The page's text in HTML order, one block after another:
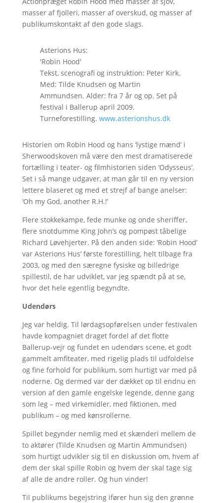
masser af fjolleri, masser af overskud, og masser af
publikumskontakt af den gode slags.
Asterions Hus:
'Robin Hood'
Tekst, scenografi og instruktion: Peter Kirk.
Med: Tilde Knudsen og Martin
Ammundsen. Alder: fra 7 år og op. Set på
festival i Ballerup april 2009.
Turneforestilling. www.asterionshus.dk
Historien om Robin Hood og hans ‘lystige mænd’ i
Sherwoodskoven må være den mest dramatiserede
fortælling i teater- og filmhistorien siden ‘Odysseus’.
Set i så mange udgaver, at man går til en ny version
lettere blaseret og med et strejf af bange anelser:
‘Oh my God, another R.H.!’
Flere stokkekampe, fede munke og onde sheriffer,
flere snotdumme King John’s og pompøst tåbelige
Richard Løvehjerter. På den anden side: ‘Robin Hood’
var Asterions Hus’ første forestilling, helt tilbage fra
2003, og med den særegne fysiske og billedrige
spillestil, de har udviklet, var jeg spændt på at se,
hvor det hele egentlig begyndte.
Udendørs
Jeg var heldig. Til lørdagsopførelsen under festivalen
havde kompagniet draget fordel af det flotte
Ballerup-vejr og fundet en udendørs scene, et godt
gammelt amfiteater, med rigelig plads til udfoldelse
og fine forhold for publikum, som hurtigt var med på
noderne. Og dermed var der dækket op til endnu en
version af den gamle engelske legende, denne gang
som leg – med virkemidler, med fiktionen, med
publikum – og med kønsrollerne.
Spillet begynder nemlig med et skænderi mellem de
to aktører (Tilde Knudsen og Martin Ammundsen)
som hurtigt udvikler sig til en diskussion om, hvem af
dem der skal spille Robin og hvem der skal tage sig
af alle de andre roller. Og hun vinder!
Til publikums begejstring ifører hun sig den grønne